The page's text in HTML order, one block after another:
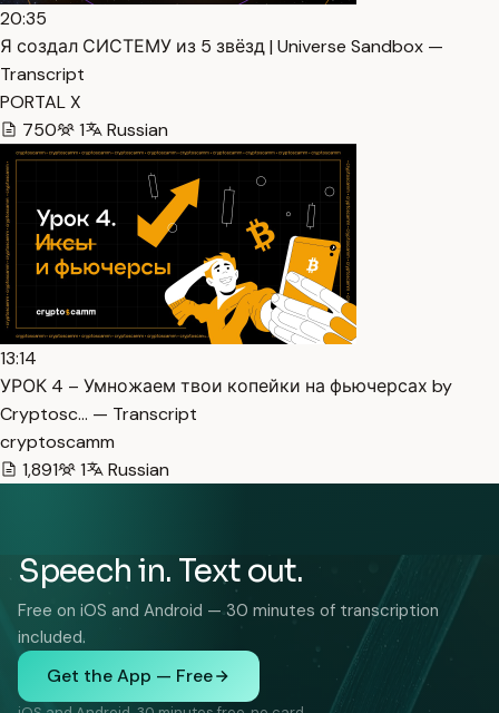
20:35
Я создал СИСТЕМУ из 5 звёзд | Universe Sandbox —
Transcript
PORTAL X
750
1 Russian
13:14
УРОК 4 – Умножаем твои копейки на фьючерсах by
Cryptosc… — Transcript
cryptoscamm
1,891
1 Russian
Speech in. Text out.
Free on iOS and Android — 30 minutes of transcription
included.
Get the App — Free